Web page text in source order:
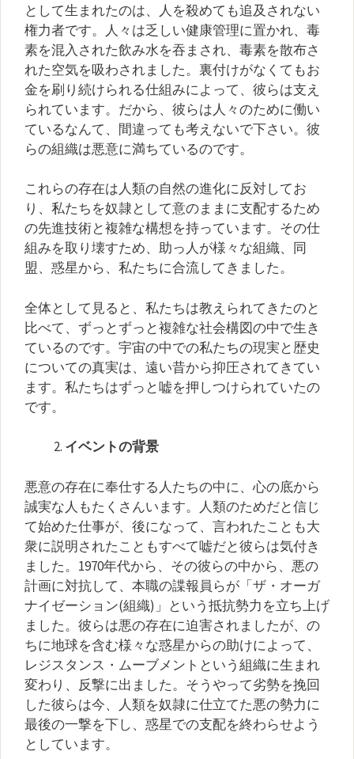
として生まれたのは、人を殺めても追及されない
権力者です。人々は乏しい健康管理に置かれ、毒
素を混入された飲み水を吞まされ、毒素を散布さ
れた空気を吸わされました。裏付けがなくてもお
金を刷り続けられる仕組みによって、彼らは支え
られています。だから、彼らは人々のために働い
ているなんて、間違っても考えないで下さい。彼
らの組織は悪意に満ちているのです。
これらの存在は人類の自然の進化に反対してお
り、私たちを奴隷として意のままに支配するため
の先進技術と複雑な構想を持っています。その仕
組みを取り壊すため、助っ人が様々な組織、同
盟、惑星から、私たちに合流してきました。
全体として見ると、私たちは教えられてきたのと
比べて、ずっとずっと複雑な社会構図の中で生き
ているのです。宇宙の中での私たちの現実と歴史
についての真実は、遠い昔から抑圧されてきてい
ます。私たちはずっと嘘を押しつけられていたの
です。
イベントの背景
悪意の存在に奉仕する人たちの中に、心の底から
誠実な人もたくさんいます。人類のためだと信じ
て始めた仕事が、後になって、言われたことも大
衆に説明されたこともすべて嘘だと彼らは気付き
ました。1970年代から、その彼らの中から、悪の
計画に対抗して、本職の諜報員らが「ザ・オーガ
ナイゼーション(組織)」という抵抗勢力を立ち上げ
ました。彼らは悪の存在に迫害されましたが、の
ちに地球を含む様々な惑星からの助けによって、
レジスタンス・ムーブメントという組織に生まれ
変わり、反撃に出ました。そうやって劣勢を挽回
した彼らは今、人類を奴隷に仕立てた悪の勢力に
最後の一撃を下し、惑星での支配を終わらせよう
としています。